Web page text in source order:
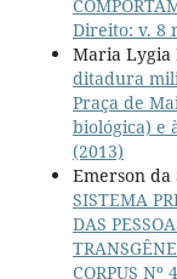
Direito: v. 8
Maria Lygia
ditadura
Praça de
biológica) e
(2013)
Emerson da
SISTEMA
DAS
CORPUS Nº